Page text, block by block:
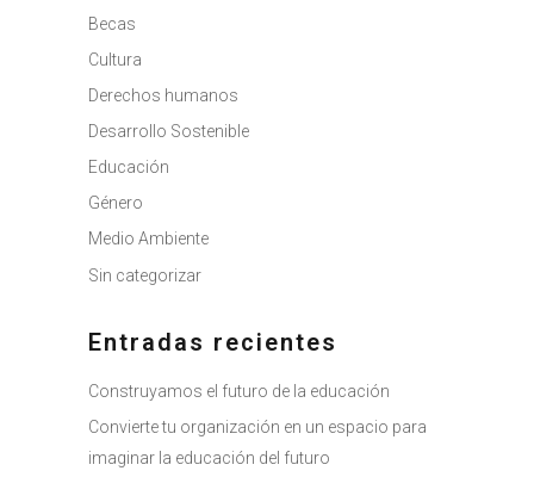
Becas
Cultura
Derechos humanos
Desarrollo Sostenible
Educación
Género
Medio Ambiente
Sin categorizar
Entradas recientes
Construyamos el futuro de la educación
Convierte tu organización en un espacio para
imaginar la educación del futuro